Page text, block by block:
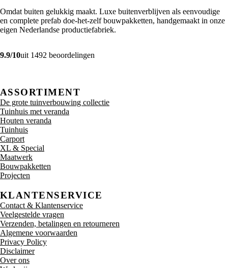
Omdat buiten gelukkig maakt. Luxe buitenverblijven als eenvoudige
en complete prefab doe-het-zelf bouwpakketten, handgemaakt in onze
eigen Nederlandse productiefabriek.
9.9/10uit 1492 beoordelingen
ASSORTIMENT
De grote tuinverbouwing collectie
Tuinhuis met veranda
Houten veranda
Tuinhuis
Carport
XL & Special
Maatwerk
Bouwpakketten
Projecten
KLANTENSERVICE
Contact & Klantenservice
Veelgestelde vragen
Verzenden, betalingen en retourneren
Algemene voorwaarden
Privacy Policy
Disclaimer
Over ons